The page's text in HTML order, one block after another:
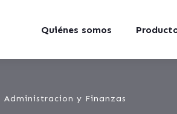
Quiénes somos
Administracion y Finanzas